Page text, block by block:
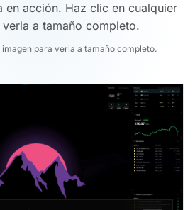
en acción. Haz clic en cualquier
a tamaño completo.
para verla a tamaño completo.